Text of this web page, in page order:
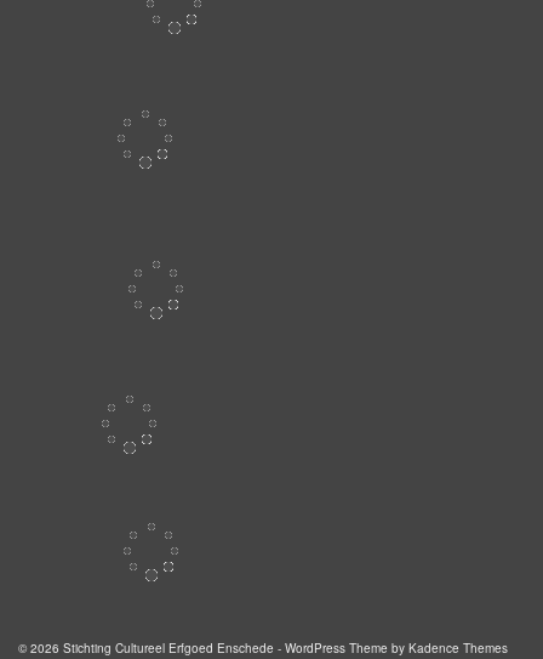
© 2026 Stichting Cultureel Erfgoed Enschede - WordPress Theme by Kadence Themes